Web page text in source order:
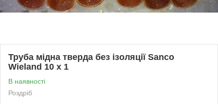
Труба мідна тверда без ізоляції Sanco
Wieland 10 x 1
В наявності
Роздріб